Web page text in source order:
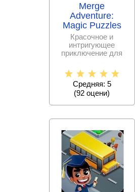
Merge
Adventure:
Magic Puzzles
Красочное и
интригующее
приключение для
предлагающее
развивать
Средняя: 5
(92 оцени)